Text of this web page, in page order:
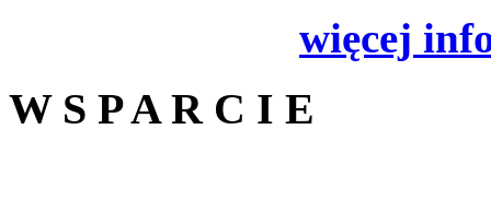
więcej
W S P A R C I E